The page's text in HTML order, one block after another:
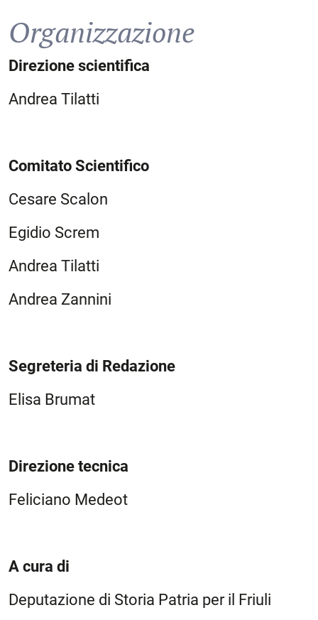
Organizzazione
Direzione scientifica
Andrea Tilatti
Comitato Scientifico
Cesare Scalon
Egidio Screm
Andrea Tilatti
Andrea Zannini
Segreteria di Redazione
Elisa Brumat
Direzione tecnica
Feliciano Medeot
A cura di
Deputazione di Storia Patria per il Friuli